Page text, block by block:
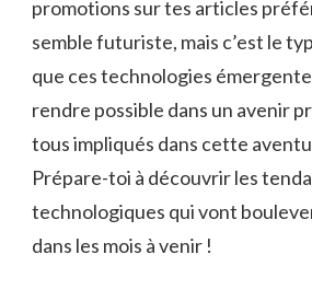
promotions sur tes articles
semble futuriste, mais c’est le
que ces technologies
rendre possible dans un avenir
tous impliqués dans cette
Prépare-toi à découvrir les
technologiques qui vont
dans les mois à venir !